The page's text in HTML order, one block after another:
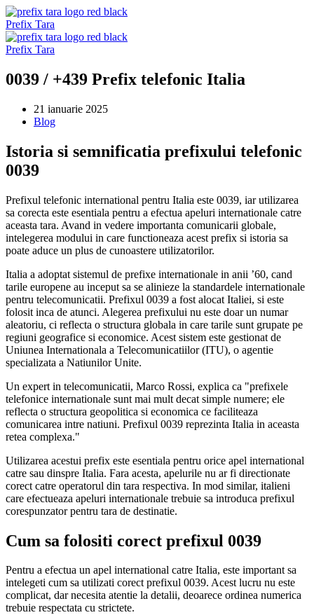
Sari
la
conținut
Prefix Tara
Prefix Tara
0039 / +439 Prefix telefonic Italia
21 ianuarie 2025
Blog
Istoria si semnificatia prefixului telefonic
0039
Prefixul telefonic international pentru Italia este 0039, iar utilizarea
sa corecta este esentiala pentru a efectua apeluri internationale catre
aceasta tara. Avand in vedere importanta comunicarii globale,
intelegerea modului in care functioneaza acest prefix si istoria sa
poate aduce un plus de cunoastere utilizatorilor.
Italia a adoptat sistemul de prefixe internationale in anii ’60, cand
tarile europene au inceput sa se alinieze la standardele internationale
pentru telecomunicatii. Prefixul 0039 a fost alocat Italiei, si este
folosit inca de atunci. Alegerea prefixului nu este doar un numar
aleatoriu, ci reflecta o structura globala in care tarile sunt grupate pe
regiuni geografice si economice. Acest sistem este gestionat de
Uniunea Internationala a Telecomunicatiilor (ITU), o agentie
specializata a Natiunilor Unite.
Un expert in telecomunicatii, Marco Rossi, explica ca "prefixele
telefonice internationale sunt mai mult decat simple numere; ele
reflecta o structura geopolitica si economica ce faciliteaza
comunicarea intre natiuni. Prefixul 0039 reprezinta Italia in aceasta
retea complexa."
Utilizarea acestui prefix este esentiala pentru orice apel international
catre sau dinspre Italia. Fara acesta, apelurile nu ar fi directionate
corect catre operatorul din tara respectiva. In mod similar, italieni
care efectueaza apeluri internationale trebuie sa introduca prefixul
corespunzator pentru tara de destinatie.
Cum sa folositi corect prefixul 0039
Pentru a efectua un apel international catre Italia, este important sa
intelegeti cum sa utilizati corect prefixul 0039. Acest lucru nu este
complicat, dar necesita atentie la detalii, deoarece ordinea numerica
trebuie respectata cu strictete.